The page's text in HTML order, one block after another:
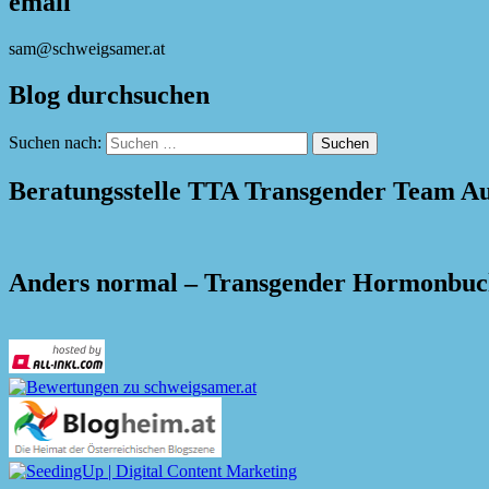
sam@schweigsamer.at
Blog durchsuchen
Suchen nach:
Beratungsstelle TTA Transgender Team
Anders normal – Transgender